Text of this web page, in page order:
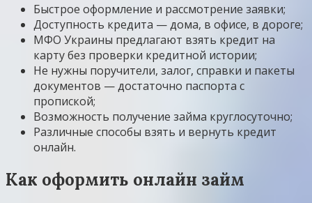
Быстрое оформление и рассмотрение заявки;
Доступность кредита — дома, в офисе, в дороге;
МФО Украины предлагают взять кредит на
карту без проверки кредитной истории;
Не нужны поручители, залог, справки и пакеты
документов — достаточно паспорта с
пропиской;
Возможность получение займа круглосуточно;
Различные способы взять и вернуть кредит
онлайн.
Как оформить онлайн займ